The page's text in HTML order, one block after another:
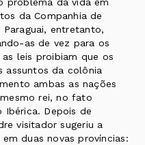
problema da vida em
da Companhia de
Paraguai, entretanto,
as de vez para os
leis proibiam que os
assuntos da colônia
ambas as nações
rei, no fato
Ibérica. Depois de
visitador sugeriu a
duas novas províncias: